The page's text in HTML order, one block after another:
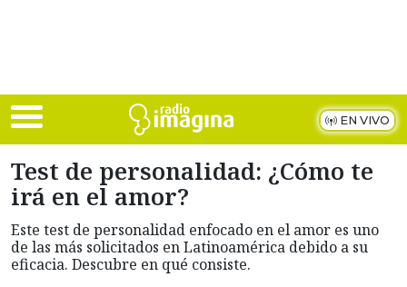
EN VIVO
Test de personalidad: ¿Cómo te
irá en el amor?
Este test de personalidad enfocado en el amor es uno
de las más solicitados en Latinoamérica debido a su
eficacia. Descubre en qué consiste.